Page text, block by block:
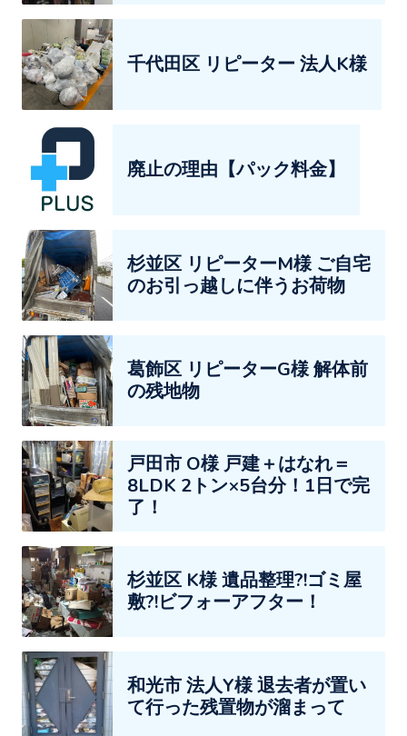
千代田区 リピーター 法人K様
廃止の理由【パック料金】
杉並区 リピーターM様 ご自宅
のお引っ越しに伴うお荷物
葛飾区 リピーターG様 解体前
の残地物
戸田市 O様 戸建＋はなれ＝
8LDK 2トン×5台分！1日で完
了！
杉並区 K様 遺品整理?!ゴミ屋
敷?!ビフォーアフター！
和光市 法人Y様 退去者が置い
て行った残置物が溜まって